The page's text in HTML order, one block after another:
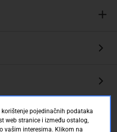
pojedinačnih podataka
web stranice i između ostalog,
vašim interesima. Klikom na